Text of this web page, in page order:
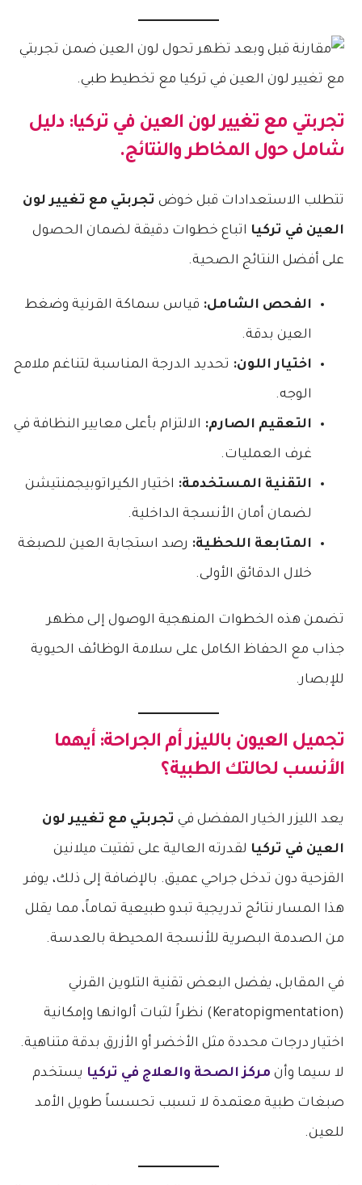
تجربتي مع تغيير لون العين في تركيا: دليل
شامل حول المخاطر والنتائج.
تتطلب الاستعدادات قبل خوض تجربتي مع تغيير لون
العين في تركيا اتباع خطوات دقيقة لضمان الحصول
على أفضل النتائج الصحية.
الفحص الشامل: قياس سماكة القرنية وضغط
العين بدقة.
اختيار اللون: تحديد الدرجة المناسبة لتناغم ملامح
الوجه.
التعقيم الصارم: الالتزام بأعلى معايير النظافة في
غرف العمليات.
التقنية المستخدمة: اختيار الكيراتوبيجمنتيشن
لضمان أمان الأنسجة الداخلية.
المتابعة اللحظية: رصد استجابة العين للصبغة
خلال الدقائق الأولى.
تضمن هذه الخطوات المنهجية الوصول إلى مظهر
جذاب مع الحفاظ الكامل على سلامة الوظائف الحيوية
للإبصار.
تجميل العيون بالليزر أم الجراحة: أيهما
الأنسب لحالتك الطبية؟
يعد الليزر الخيار المفضل في تجربتي مع تغيير لون
العين في تركيا لقدرته العالية على تفتيت ميلانين
القزحية دون تدخل جراحي عميق. بالإضافة إلى ذلك، يوفر
هذا المسار نتائج تدريجية تبدو طبيعية تماماً، مما يقلل
من الصدمة البصرية للأنسجة المحيطة بالعدسة.
في المقابل، يفضل البعض تقنية التلوين القرني
(Keratopigmentation) نظراً لثبات ألوانها وإمكانية
اختيار درجات محددة مثل الأخضر أو الأزرق بدقة متناهية.
لا سيما وأن مركز الصحة والعلاج في تركيا يستخدم
صبغات طبية معتمدة لا تسبب تحسساً طويل الأمد
للعين.